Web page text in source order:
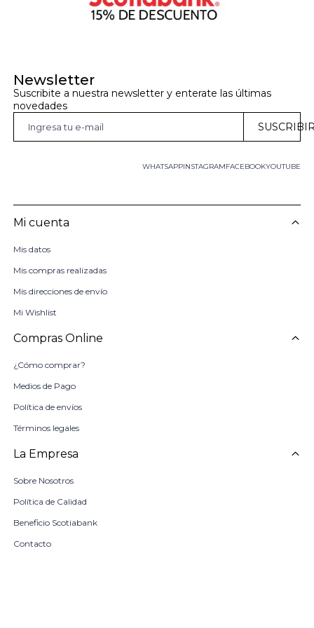
Newsletter
Suscribite a nuestra newsletter y enterate las últimas
novedades
WHATSAPP FACEBOOKYOUTUBE
INSTAGRAM
Mi cuenta
Mis datos
Mis compras realizadas
Mis direcciones de envío
Mi Wishlist
Compras Online
¿Cómo comprar?
Medios de Pago
Política de envíos
Términos legales
La Empresa
Sobre Nosotros
Política de Calidad
Beneficio Scotiabank
Contacto